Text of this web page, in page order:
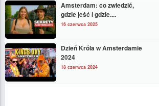
Amsterdam: co zwiedzić,
gdzie jeść i gdzie....
16 czerwca 2025
Dzień Króla w Amsterdamie
2024
18 czerwca 2024